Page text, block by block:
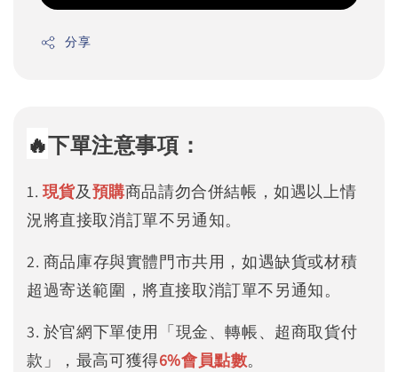
分享
🔥下單注意事項：
1. 現貨及預購商品請勿合併結帳，如遇以上情
況將直接取消訂單不另通知。
2. 商品庫存與實體門市共用，如遇缺貨或材積
超過寄送範圍，將直接取消訂單不另通知。
3. 於官網下單使用「現金、轉帳、超商取貨付
款」，最高可獲得6%會員點數。